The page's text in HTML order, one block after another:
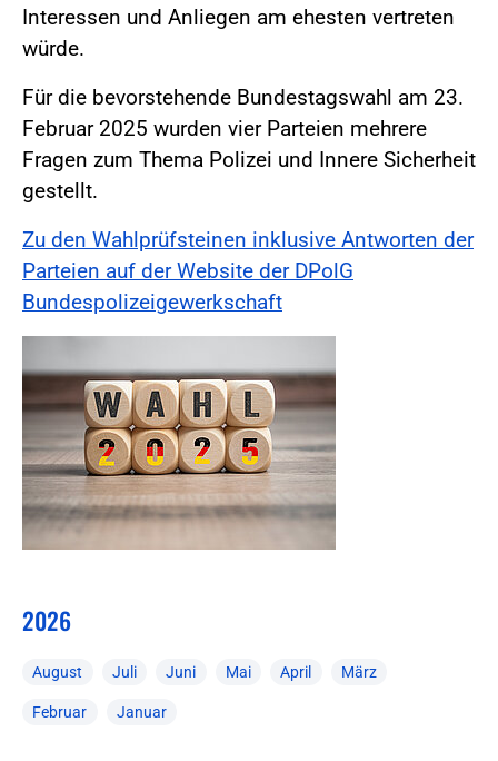
Interessen und Anliegen am ehesten vertreten
würde.
Für die bevorstehende Bundestagswahl am 23.
Februar 2025 wurden vier Parteien mehrere
Fragen zum Thema Polizei und Innere Sicherheit
gestellt.
Zu den Wahlprüfsteinen inklusive Antworten der
Parteien auf der Website der DPolG
Bundespolizeigewerkschaft
2026
August Juli Juni Mai April März
Februar Januar